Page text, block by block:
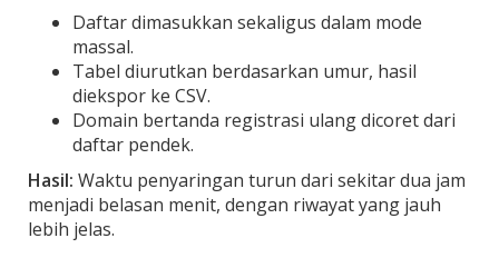
Daftar dimasukkan sekaligus dalam mode
massal.
Tabel diurutkan berdasarkan umur, hasil
diekspor ke CSV.
Domain bertanda registrasi ulang dicoret dari
daftar pendek.
Hasil: Waktu penyaringan turun dari sekitar dua jam
menjadi belasan menit, dengan riwayat yang jauh
lebih jelas.